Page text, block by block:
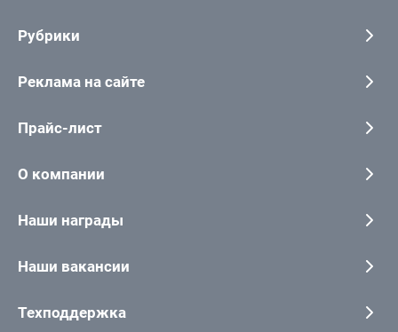
Рубрики
Реклама на сайте
Прайс-лист
О компании
Наши награды
Наши вакансии
Техподдержка